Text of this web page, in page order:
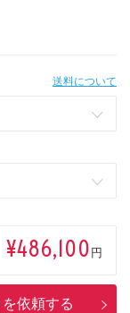
送料について
¥486,100円
依頼する